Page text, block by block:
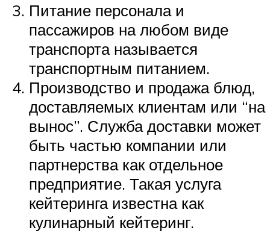
Питание персонала и
пассажиров на любом виде
транспорта называется
транспортным питанием.
Производство и продажа блюд,
доставляемых клиентам или “на
вынос”. Служба доставки может
быть частью компании или
партнерства как отдельное
предприятие. Такая услуга
кейтеринга известна как
кулинарный кейтеринг.